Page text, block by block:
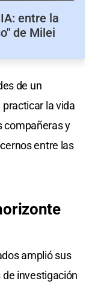
entre la
de Milei
de un
la vida
compañeras y
entre las
amplió sus
investigación